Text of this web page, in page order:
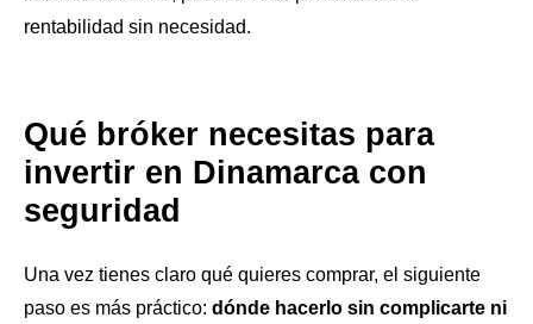
rentabilidad sin necesidad.
Qué bróker necesitas para
invertir en Dinamarca con
seguridad
Una vez tienes claro qué quieres comprar, el siguiente
paso es más práctico: dónde hacerlo sin complicarte ni